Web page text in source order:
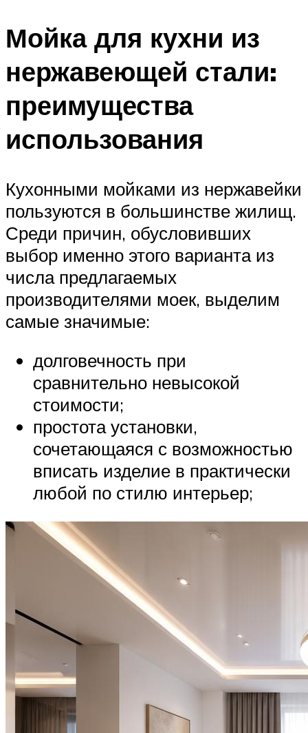
Мойка для кухни из
нержавеющей стали:
преимущества
использования
Кухонными мойками из нержавейки
пользуются в большинстве жилищ.
Среди причин, обусловивших
выбор именно этого варианта из
числа предлагаемых
производителями моек, выделим
самые значимые:
долговечность при
сравнительно невысокой
стоимости;
простота установки,
сочетающаяся с возможностью
вписать изделие в практически
любой по стилю интерьер;